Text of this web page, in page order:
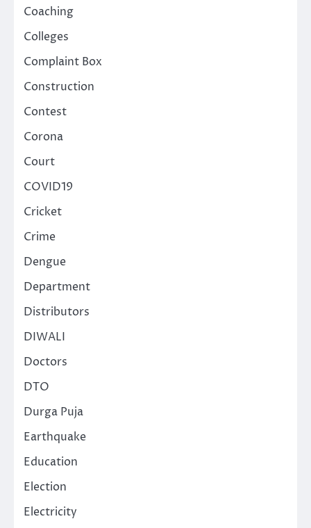
Coaching
Colleges
Complaint Box
Construction
Contest
Corona
Court
COVID19
Cricket
Crime
Dengue
Department
Distributors
DIWALI
Doctors
DTO
Durga Puja
Earthquake
Education
Election
Electricity